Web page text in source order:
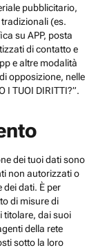
pubblicitario,
(es.
su APP, posta
di contatto e
e altre modalità
opposizione, nelle
I TUOI DIRITTI?”.
dei tuoi dati sono
non autorizzati o
dei dati. È per
di misure di
titolare, dai suoi
della rete
sotto la loro